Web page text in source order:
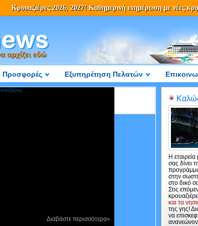
Κρουαζιέρες 2026, 2027! Καθημερινή ενημέρωση με νέες
Προσφορές Εξυπηρέτηση Πελατών
Διαβάστε περισσότερα»
Η
σας δίνει
στην
στο δικό
Στις
και τα
της γης!
να